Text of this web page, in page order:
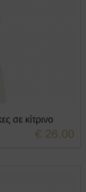
σε κίτρινο
€ 26.00